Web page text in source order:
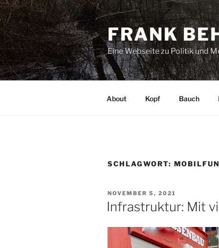
Zum
Inhalt
springen
FRANK
Eine Webseite zu Politik und
About Kopf Bauch
SCHLAGWORT:
VERÖFFENTLICHT
AM
NOVEMBER 5, 2021
Infrastruktur: Mit